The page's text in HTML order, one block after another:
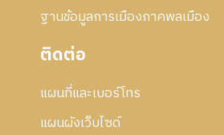
ฐานข้อมูลการเมืองภาคพลเมือง
ติดต่อ
แผนที่และเบอร์โทร
แผนผังเว็บไซด์